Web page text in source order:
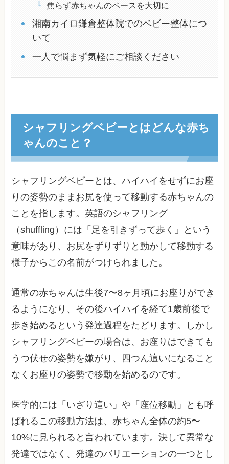
焦らず赤ちゃんのペースを大切に
湘南カイロ鎌倉整体院でのベビー整体につ
いて
一人で悩まず気軽にご相談ください
シャフリングベビーとはどんな赤ち
ゃんのこと？
シャフリングベビーとは、ハイハイをせずにお座
りの姿勢のままお尻を使って移動する赤ちゃんの
ことを指します。英語のシャフリング
（shuffling）には「足を引きずって歩く」という
意味があり、お尻をずりずりと動かして移動する
様子からこの名前がつけられました。
通常の赤ちゃんは生後7〜8ヶ月頃にお座りができ
るようになり、その後ハイハイを経て1歳前後で
歩き始めるという発達過程をたどります。しかし
シャフリングベビーの場合は、お座りはできても
うつ伏せの姿勢を嫌がり、四つん這いになること
なくお座りの姿勢で移動を始めるのです。
医学的には「いざり這い」や「座位移動」とも呼
ばれるこの移動方法は、赤ちゃん全体の約5〜
10%に見られると言われています。決して異常な
発達ではなく、発達のバリエーションの一つとし